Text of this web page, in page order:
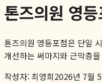
톤즈의원 영
톤즈의원 영등포점은 단일
개선하는 써마지와 근막층
작성자: 최영희2026년 7월